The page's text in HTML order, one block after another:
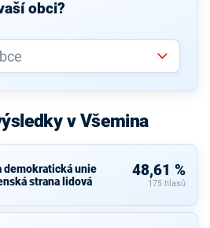
obci?
v Všemina
demokratická unie
strana lidová
48,61 %
175 hlasů